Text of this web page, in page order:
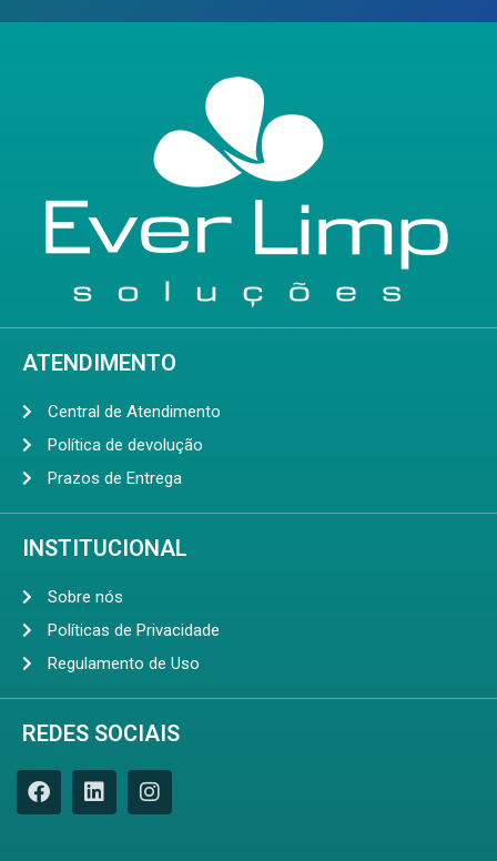
ATENDIMENTO
Central de Atendimento
Política de devolução
Prazos de Entrega
INSTITUCIONAL
Sobre nós
Políticas de Privacidade
Regulamento de Uso
REDES SOCIAIS